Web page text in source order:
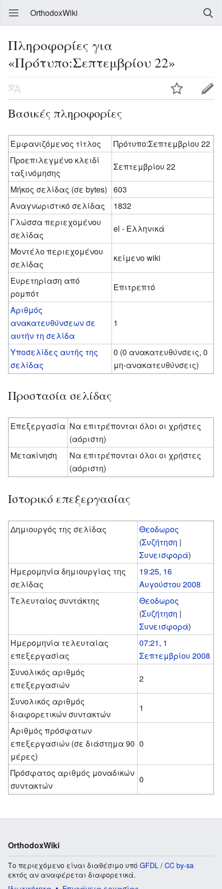
OrthodoxWiki
Πληροφορίες για
«Πρότυπο:Σεπτεμβρίου 22»
Βασικές πληροφορίες
Εμφανιζόμενος τίτλος
Πρότυπο:Σεπτεμβρίου 22
Προεπιλεγμένο κλειδί
ταξινόμησης
Σεπτεμβρίου 22
Μήκος σελίδας (σε bytes)
603
Αναγνωριστικό σελίδας
1832
Γλώσσα περιεχομένου
σελίδας
el - Ελληνικά
Μοντέλο περιεχομένου
σελίδας
κείμενο wiki
Ευρετηρίαση από
ρομπότ
Επιτρεπτό
Αριθμός
ανακατευθύνσεων σε
αυτήν τη σελίδα
1
Υποσελίδες αυτής της
σελίδας
0 (0 ανακατευθύνσεις, 0
μη-ανακατευθύνσεις)
Προστασία σελίδας
Επεξεργασία Να επιτρέπονται όλοι οι χρήστες
(αόριστη)
Μετακίνηση
Να επιτρέπονται όλοι οι χρήστες
(αόριστη)
Ιστορικό επεξεργασίας
Δημιουργός της σελίδας
Θεοδωρος
(Συζήτηση |
Συνεισφορά)
Ημερομηνία δημιουργίας της
σελίδας
19:25, 16
Αυγούστου 2008
Τελευταίος συντάκτης
Θεοδωρος
(Συζήτηση |
Συνεισφορά)
Ημερομηνία τελευταίας
επεξεργασίας
07:21, 1
Σεπτεμβρίου 2008
Συνολικός αριθμός
επεξεργασιών
2
Συνολικός αριθμός
διαφορετικών συντακτών
1
Αριθμός πρόσφατων
επεξεργασιών (σε διάστημα 90
μέρες)
0
Πρόσφατος αριθμός μοναδικών
συντακτών
0
OrthodoxWiki
Το περιεχόμενο είναι διαθέσιμο υπό GFDL / CC by-sa
εκτός αν αναφέρεται διαφορετικά.